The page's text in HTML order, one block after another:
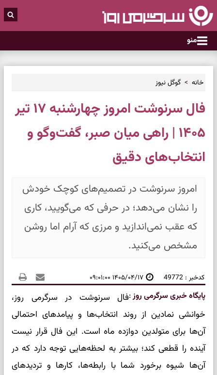
منو
خانه گوگل نیوز
فال سرنوشت امروز چهارشنبه ۱۷ تیر
۱۴۰۵ | راهی میان صبر، گفت‌وگو و
انتخاب‌های دقیق
امروز سرنوشت در تصمیم‌های کوچک خودش
را نشان می‌دهد؛ در حرفی که می‌گویید، کاری
که عقب نمی‌اندازید و مرزی که آرام اما روشن
مشخص می‌کنید.
کدخبر : 49772 ۱۴۰۵/۰۴/۱۷ ۰۹:۰۱:۰۰
پایگاه خبری سرگرمی روز:فال سرنوشت در سرگرمی روز،
خوانشی نمادین از روند انتخاب‌ها و پیامدهای احتمالی
آن‌ها برای متولدین دوازده ماه است. این فال قرار نیست
آینده را قطعی کند؛ بیشتر به لحظه‌هایی توجه دارد که در
آن‌ها شیوه برخورد شما با رابطه‌ها، کارها و تردیدهای